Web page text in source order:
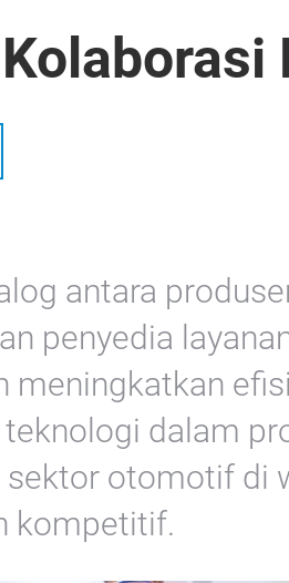
antara
penyedia
meningkatkan
dalam
otomotif di
kompetitif.